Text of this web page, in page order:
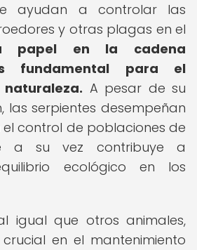
ayudan a controlar las
y otras plagas en el
papel en la cadena
fundamental para el
A pesar de su
las serpientes desempeñan
control de poblaciones de
a su vez contribuye a
ecológico en los
igual que otros animales,
en el mantenimiento